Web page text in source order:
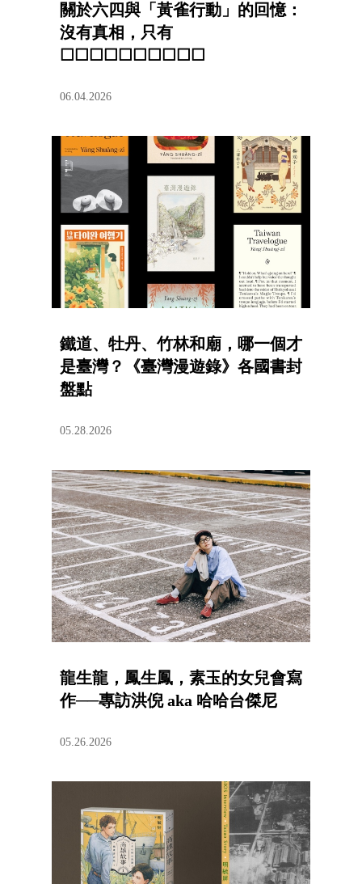
關於六四與「黃雀行動」的回憶：
沒有真相，只有
☐☐☐☐☐☐☐☐☐☐
06.04.2026
鐵道、牡丹、竹林和廟，哪一個才
是臺灣？《臺灣漫遊錄》各國書封
盤點
05.28.2026
龍生龍，鳳生鳳，素玉的女兒會寫
作──專訪洪倪 aka 哈哈台傑尼
05.26.2026